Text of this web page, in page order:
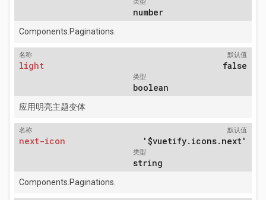
number
Components.Paginations.
名称
light
默认值
false
类型
boolean
应用明亮主题变体
名称
next-icon
默认值
'$vuetify.icons.next'
类型
string
Components.Paginations.